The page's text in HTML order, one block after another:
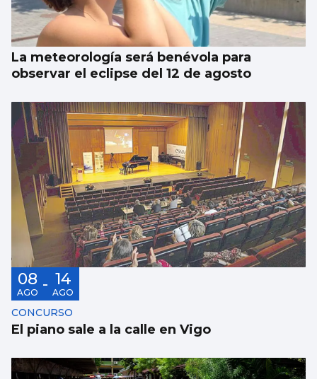
satélite que volará más cerca de la Tierra
La meteorología será benévola para
observar el eclipse del 12 de agosto
08
AGO - 14
AGO
CONCURSO
El piano sale a la calle en Vigo